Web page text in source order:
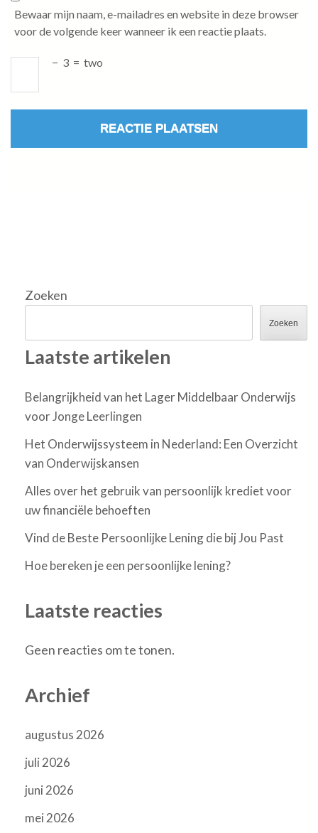
Bewaar mijn naam, e-mailadres en website in deze browser
voor de volgende keer wanneer ik een reactie plaats.
− 3 = two
Zoeken
Zoeken
Laatste artikelen
Belangrijkheid van het Lager Middelbaar Onderwijs
voor Jonge Leerlingen
Het Onderwijssysteem in Nederland: Een Overzicht
van Onderwijskansen
Alles over het gebruik van persoonlijk krediet voor
uw financiële behoeften
Vind de Beste Persoonlijke Lening die bij Jou Past
Hoe bereken je een persoonlijke lening?
Laatste reacties
Geen reacties om te tonen.
Archief
augustus 2026
juli 2026
juni 2026
mei 2026